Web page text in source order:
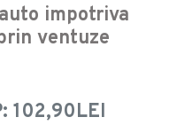
impotriva
ventuze
102,90LEI